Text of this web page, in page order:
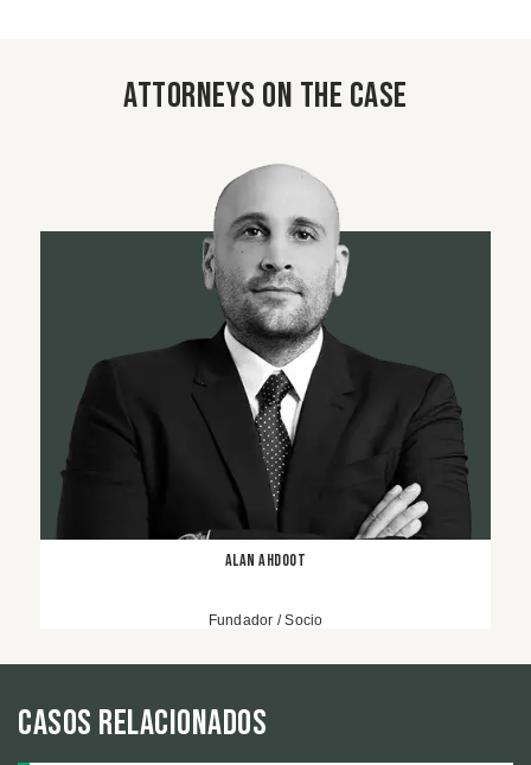
Attorneys on the case
Alan Ahdoot
Fundador / Socio
Casos relacionados